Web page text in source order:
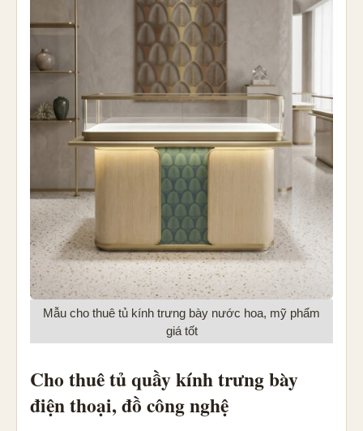
Mẫu cho thuê tủ kính trưng bày nước hoa, mỹ phẩm
giá tốt
Cho thuê tủ quầy kính trưng bày
điện thoại, đồ công nghệ